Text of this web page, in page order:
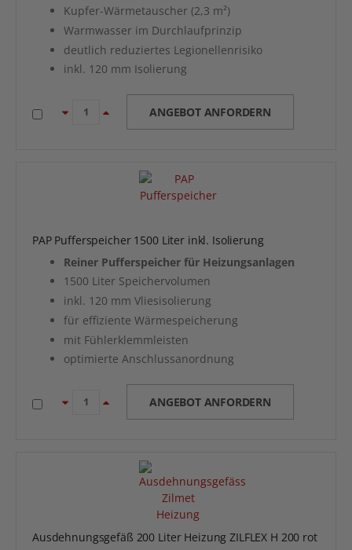
Kupfer-Wärmetauscher (2,3 m²)
Warmwasser im Durchlaufprinzip
deutlich reduziertes Legionellenrisiko
inkl. 120 mm Isolierung
ANGEBOT ANFORDERN
PAP Pufferspeicher 1500 Liter inkl. Isolierung
Reiner Pufferspeicher für Heizungsanlagen
1500 Liter Speichervolumen
inkl. 120 mm Vliesisolierung
für effiziente Wärmespeicherung
mit Fühlerklemmleisten
optimierte Anschlussanordnung
ANGEBOT ANFORDERN
Ausdehnungsgefäß 200 Liter Heizung ZILFLEX H 200 rot